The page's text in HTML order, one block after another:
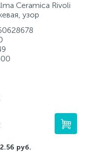
Ceramica Rivoli
узор
руб.